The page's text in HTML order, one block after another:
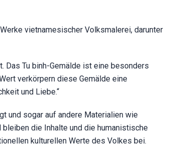
vietnamesischer Volksmalerei, darunter
Das Tu binh-Gemälde ist eine besonders
verkörpern diese Gemälde eine
und Liebe.“
und sogar auf andere Materialien wie
die Inhalte und die humanistische
kulturellen Werte des Volkes bei.